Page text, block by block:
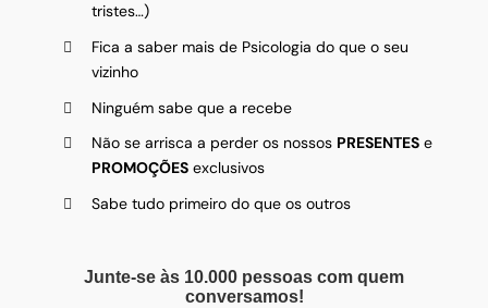
tristes…)
Fica a saber mais de Psicologia do que o seu
vizinho
Ninguém sabe que a recebe
Não se arrisca a perder os nossos PRESENTESe
PROMOÇÕESexclusivos
Sabe tudo primeiro do que os outros
Junte-se às 10.000 pessoas com quem
conversamos!